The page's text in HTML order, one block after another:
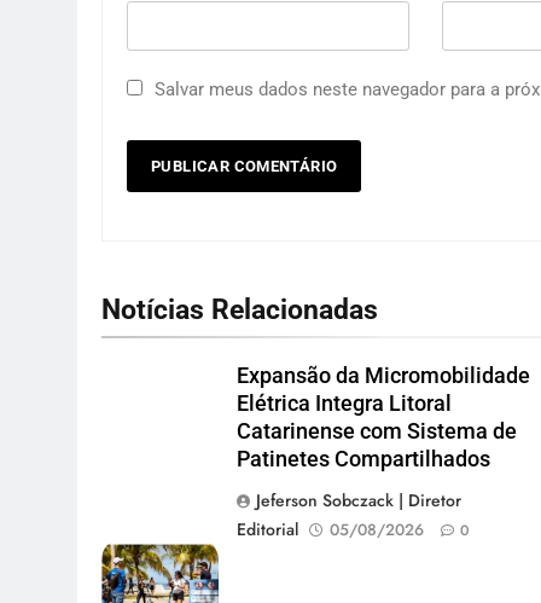
Salvar meus dados neste navegador para a
Notícias Relacionadas
Expansão da Micromobilidade
Elétrica Integra Litoral
Catarinense com Sistema de
Patinetes Compartilhados
Jeferson Sobczack | Diretor
Editorial
05/08/2026 0